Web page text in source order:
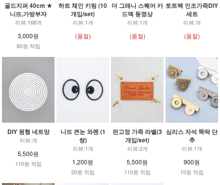
골드지퍼 40cm ★
니뜨,가방부자
리뷰:168개
3,000원
60원 적립
하트 체인 키링 (10
개입/set)
리뷰:1개
(품절)
더 그래니 스퀘어 카
드덱 동영상
리뷰:1개
(품절)
토트백 인조가죽DIY
세트
리뷰:개
(품절)
DIY 원형 네트망
리뷰:개
5,500원
110원 적립
니뜨 큰눈 와펜 (1
쌍)
리뷰:1개
1,200원
20원 적립
핀고정 가죽 라벨(3
개입/set)
리뷰:2개
5,500원
110원 적립
심리스 자석 똑딱 단
추
리뷰:1개
900원
10원 적립